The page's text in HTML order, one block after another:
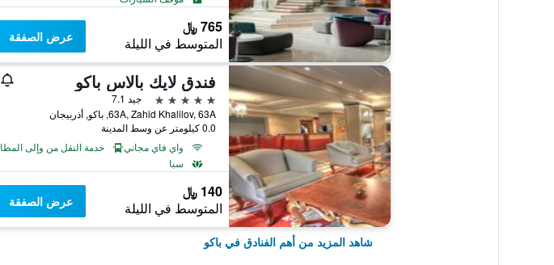
765 ﷼
المتوسط في الليلة عرض الصفقة
فندق لايك بالاس باكو
5 نجوم
جيد 7.1
63A, Zahid Khalilov, 63A, باكو, أذربيجان
0.0 كيلومتر عن وسط المدينة
واي فاي مجاني
خدمة النقل من وإلى المطار
سبا
140 ﷼
المتوسط في الليلة عرض الصفقة
شاهد المزيد من أهم الفنادق في باكو